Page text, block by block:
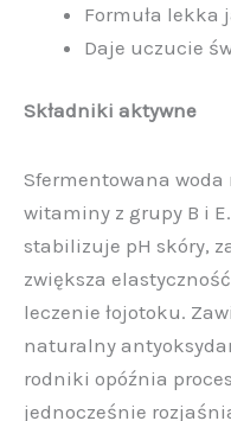
Formuła lekka
Daje uczucie
Składniki aktywne
Sfermentowana woda
witaminy z grupy B i
stabilizuje pH skóry,
zwiększa
leczenie łojotoku.
naturalny
rodniki opóźnia
jednocześnie